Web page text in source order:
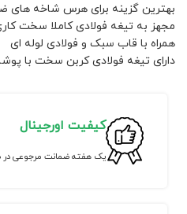
بهترین گزینه برای هرس شاخه های
مجهز به تیغه فولادی کاملا سخت
همراه با قاب سبک و فولادی لوله ای
دارای تیغه فولادی کربن سخت با
کیفیت اورجینال
یک هفته ضمانت مرجوعی در